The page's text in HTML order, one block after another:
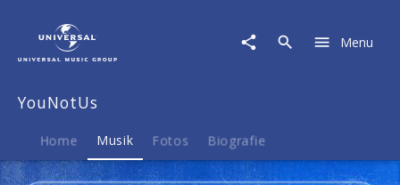
Menu
YouNotUs
Home Musik Fotos Biografie